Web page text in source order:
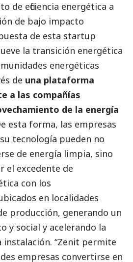
de eficiencia energética a
de bajo impacto
de esta startup
la transición energética
energéticas
de una plataforma
a las compañías
de la energía
esta forma, las empresas
tecnología pueden no
de energía limpia, sino
el excedente de
con los
en localidades
producción, generando un
y social y acelerando la
instalación. “Zenit permite
empresas convertirse en